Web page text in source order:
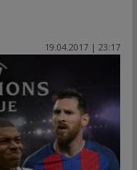
19.04.2017 | 23:17